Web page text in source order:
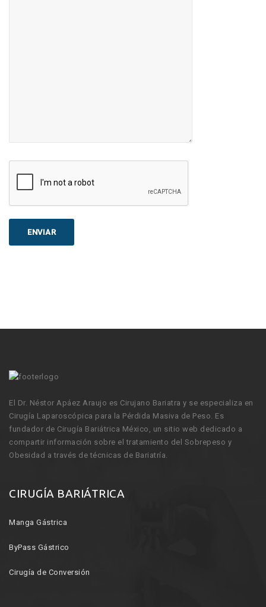
El Dr. Néstor Apáez Araujo es Cirujano Bariatra y se especializa en
Cirugía Laparoscópica para la Pérdida Masiva de Peso. Es
fundador de Cirugía Bariátrica México, un sitio web dedicado a
compartir información sobre el tratamiento del Sobrepeso y
Obesidad a través de técnicas de Bariatría.
CIRUGÍA BARIÁTRICA
Manga Gástrica
ByPass Gástrico
Cirugía de Conversión